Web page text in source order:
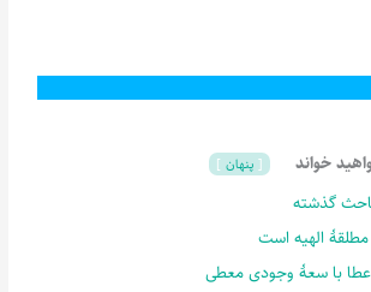
خواند پنهان
گذشته
مطلقۀ الهیه است
با سعۀ وجودی معطی